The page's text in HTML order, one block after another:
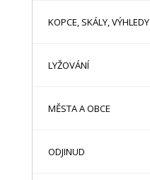
KOPCE, SKÁLY, VÝHLEDY
LYŽOVÁNÍ
MĚSTA A OBCE
ODJINUD